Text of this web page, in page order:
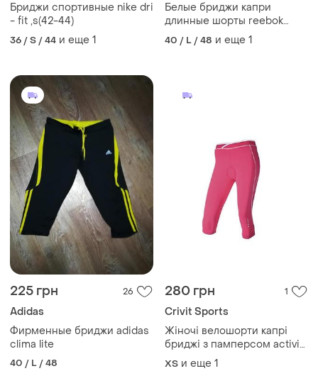
Бриджи спортивные nike dri
- fit ,s(42-44)
36 / S / 44 и еще 1
Белые бриджи капри
длинные шорты reebok
резинка кулиса карманы
40 / L / 48 и еще 1
225 грн 26
Adidas
Фирменные бриджи adidas
clima lite
40 / L / 48
280 грн 1
Crivit Sports
Жіночі велошорти капрі
бриджі з памперсом activity
розмір xs-s
ХS и еще 1